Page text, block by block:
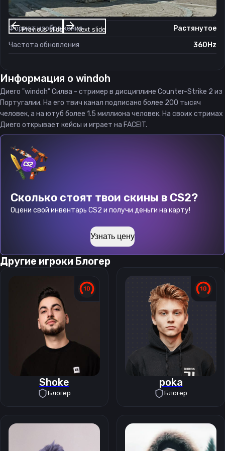
Previous slide Next slide
Соотношение сторон
4:3
Формат изображения
Растянутое
Частота обновления
360Hz
Информация о windoh
Диего "windoh" Силва - стример в дисциплине Counter-Strike 2 из
Португалии. На его твич канал подписано более 200 тысяч
человек, а на ютуб более 1.5 миллиона человек. На своих стримах
Диего открывает кейсы и играет на FACEIT.
Сколько стоят твои скины в CS2?
Оцени свой инвентарь CS2 и получи деньги на карту!
Узнать цену
Другие игроки Блогер
Shoke
Блогер
poka
Блогер